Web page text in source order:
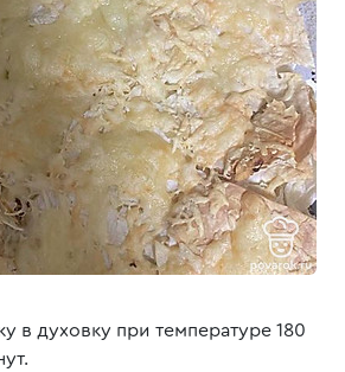
в духовку при температуре 180